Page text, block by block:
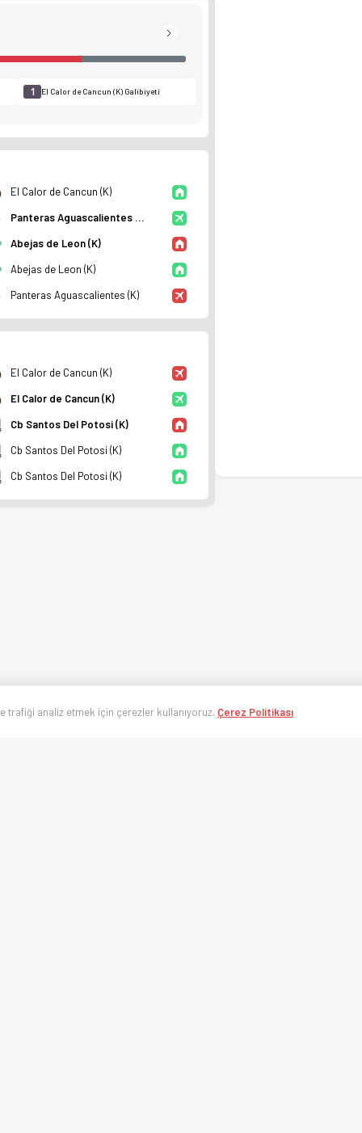
durumu ve istatistiklerini Ofsayt'ta incele. Canlı skor
1 El Calor de Cancun (K) Galibiyeti
El Calor de Cancun (K)
Panteras Aguascalientes (K)
Abejas de Leon (K)
Abejas de Leon (K)
Panteras Aguascalientes (K)
El Calor de Cancun (K)
El Calor de Cancun (K)
Cb Santos Del Potosi (K)
Cb Santos Del Potosi (K)
Cb Santos Del Potosi (K)
analiz etmek için çerezler kullanıyoruz. Çerez Politikası